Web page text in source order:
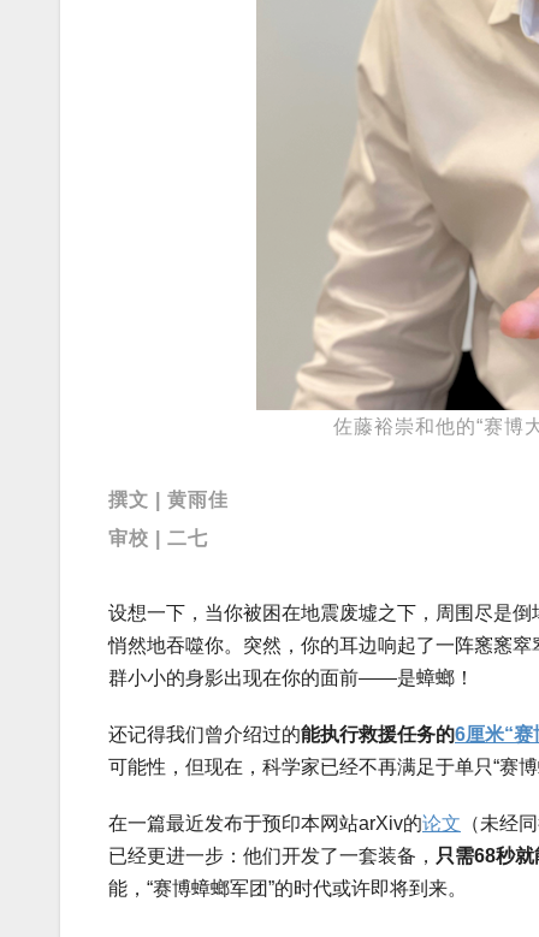
佐藤裕崇和他的“赛博
撰文 | 黄雨佳
审校 | 二七
设想一下，当你被困在地震废墟之下，周围尽是
悄然地吞噬你。突然，你的耳边响起了一阵窸窸
群小小的身影出现在你的面前——是蟑螂！
还记得我们曾介绍过的能执行救援任务的6厘米“赛
可能性，但现在，科学家已经不再满足于单只“赛
在一篇最近发布于预印本网站arXiv的论文 （未经
已经更进一步：他们开发了一套装备， 只需68秒
能，“赛博蟑螂军团”的时代或许即将到来。